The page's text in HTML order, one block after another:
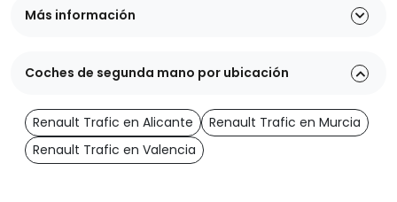
Más información
Coches de segunda mano por ubicación
Renault Trafic en Alicante
Renault Trafic en Murcia
Renault Trafic en Valencia